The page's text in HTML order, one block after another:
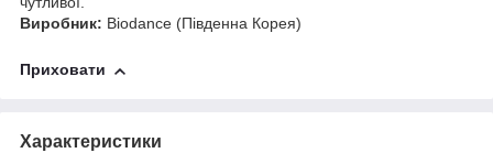
Виробник: Biodance (Південна Корея)
Приховати
Характеристики